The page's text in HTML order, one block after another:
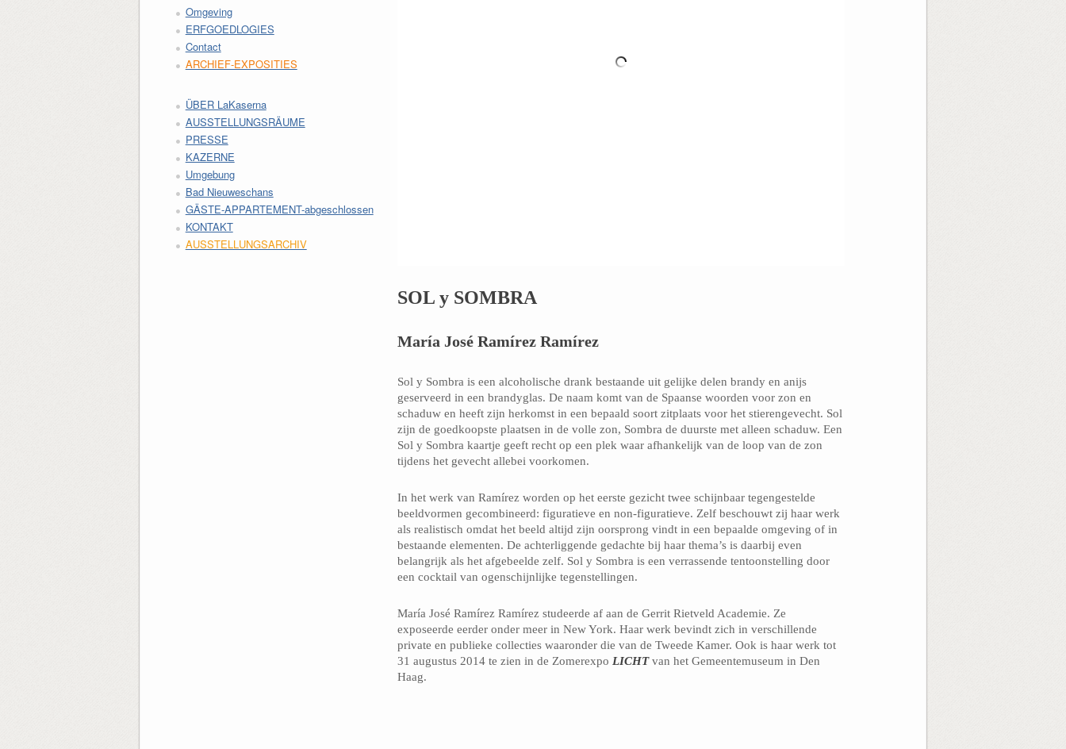
Omgeving
ERFGOEDLOGIES
Contact
ARCHIEF-EXPOSITIES
ÜBER LaKaserna
AUSSTELLUNGSRÄUME
PRESSE
KAZERNE
Umgebung
Bad Nieuweschans
GÄSTE-APPARTEMENT-abgeschlossen
KONTAKT
AUSSTELLUNGSARCHIV
SOL y SOMBRA
María José Ramírez Ramírez
Sol y Sombra is een alcoholische drank bestaande uit gelijke delen brandy en anijs
geserveerd in een brandyglas. De naam komt van de Spaanse woorden voor zon en
schaduw en heeft zijn herkomst in een bepaald soort zitplaats voor het stierengevecht. Sol
zijn de goedkoopste plaatsen in de volle zon, Sombra de duurste met alleen schaduw. Een
Sol y Sombra kaartje geeft recht op een plek waar afhankelijk van de loop van de zon
tijdens het gevecht allebei voorkomen.
In het werk van Ramírez worden op het eerste gezicht twee schijnbaar tegengestelde
beeldvormen gecombineerd: figuratieve en non-figuratieve. Zelf beschouwt zij haar werk
als realistisch omdat het beeld altijd zijn oorsprong vindt in een bepaalde omgeving of in
bestaande elementen. De achterliggende gedachte bij haar thema’s is daarbij even
belangrijk als het afgebeelde zelf. Sol y Sombra is een verrassende tentoonstelling door
een cocktail van ogenschijnlijke tegenstellingen.
María José Ramírez Ramírez studeerde af aan de Gerrit Rietveld Academie. Ze
exposeerde eerder onder meer in New York. Haar werk bevindt zich in verschillende
private en publieke collecties waaronder die van de Tweede Kamer. Ook is haar werk tot
31 augustus 2014 te zien in de Zomerexpo LICHTvan het Gemeentemuseum in Den
Haag.